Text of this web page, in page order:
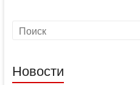
Новости